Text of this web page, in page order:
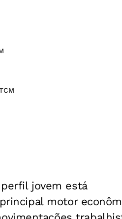
jovem está
motor